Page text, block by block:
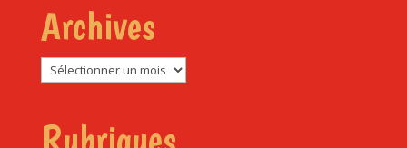
Archives
Archives